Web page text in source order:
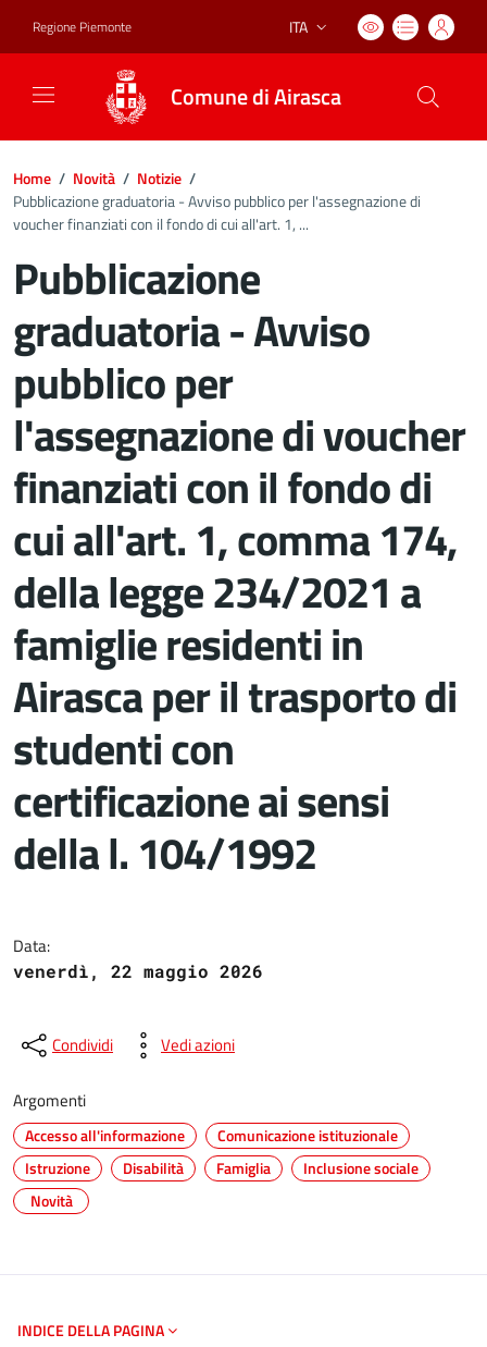
Regione Piemonte Lingua attiva:
ITA
Comune di Airasca
Home / Novità / Notizie /
Pubblicazione graduatoria - Avviso pubblico per l'assegnazione di
voucher finanziati con il fondo di cui all'art. 1, ...
Pubblicazione
graduatoria - Avviso
pubblico per
l'assegnazione di voucher
finanziati con il fondo di
cui all'art. 1, comma 174,
della legge 234/2021 a
famiglie residenti in
Airasca per il trasporto di
studenti con
certificazione ai sensi
della l. 104/1992
Data:
venerdì, 22 maggio 2026
Condividi Vedi azioni
Argomenti
Accesso all'informazione
Comunicazione istituzionale
Istruzione
Disabilità Famiglia
Inclusione sociale
Novità
INDICE DELLA PAGINA